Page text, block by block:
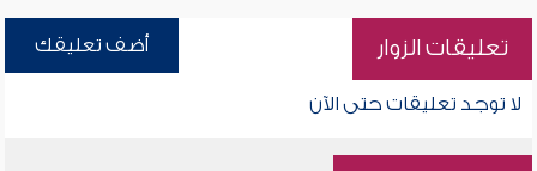
تعليقات الزوار أضف تعليقك
لا توجد تعليقات حتى الآن